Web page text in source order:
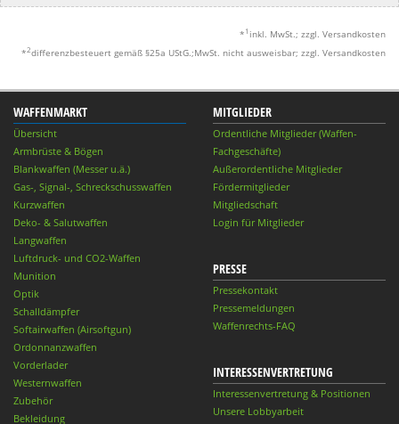
* 1 inkl. MwSt.; zzgl. Versandkosten
*2differenzbesteuert gemäß §25a UStG.;MwSt. nicht ausweisbar; zzgl. Versandkosten
WAFFENMARKT
Übersicht
Armbrüste & Bögen
Blankwaffen (Messer u.ä.)
Gas-, Signal-, Schreckschusswaffen
Kurzwaffen
Deko- & Salutwaffen
Langwaffen
Luftdruck- und CO2-Waffen
Munition
Optik
Schalldämpfer
Softairwaffen (Airsoftgun)
Ordonnanzwaffen
Vorderlader
Westernwaffen
Zubehör
Bekleidung
MITGLIEDER
Ordentliche Mitglieder (Waffen-
Fachgeschäfte)
Außerordentliche Mitglieder
Fördermitglieder
Mitgliedschaft
Login für Mitglieder
PRESSE
Pressekontakt
Pressemeldungen
Waffenrechts-FAQ
INTERESSENVERTRETUNG
Interessenvertretung & Positionen
Unsere Lobbyarbeit